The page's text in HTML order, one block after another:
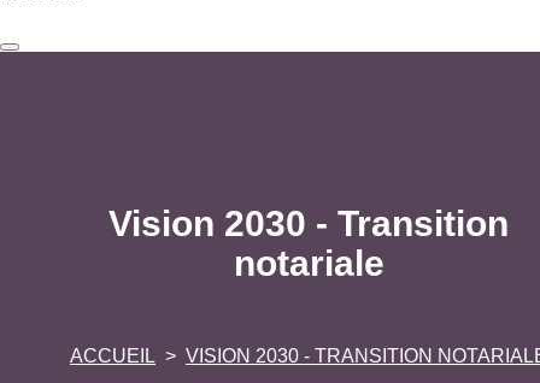
Vision 2030 - Transition
notariale
ACCUEIL VISION 2030 - TRANSITION